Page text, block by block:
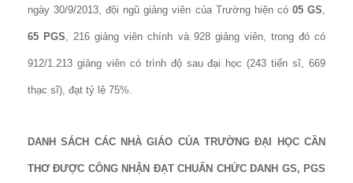
ngày 30/9/2013, đội ngũ giảng viên của Trường hiện có 05 GS,
65 PGS, 216 giảng viên chính và 928 giảng viên, trong đó có
912/1.213 giảng viên có trình độ sau đại học (243 tiến sĩ, 669
thạc sĩ), đạt tỷ lệ 75%.
DANH SÁCH CÁC NHÀ GIÁO CỦA TRƯỜNG ĐẠI HỌC CẦN
THƠ ĐƯỢC CÔNG NHẬN ĐẠT CHUẨN CHỨC DANH GS, PGS